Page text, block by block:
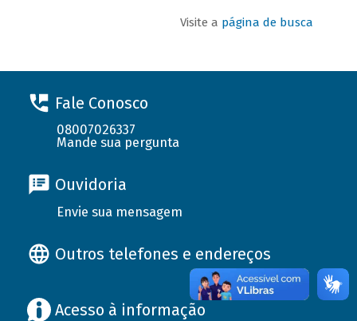
Visite a página de busca
Fale Conosco
08007026337
Mande sua pergunta
Ouvidoria
Envie sua mensagem
Outros telefones e endereços
Acesso à informação